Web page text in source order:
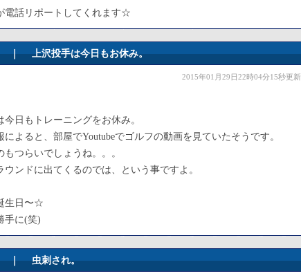
電話リポートしてくれます☆
） ｜上沢投手は今日もお休み。
2015年01月29日22時04分15秒更新
日もトレーニングをお休み。
よると、部屋でYoutubeでゴルフの動画を見ていたそうです。
つらいでしょうね。。。
ンドに出てくるのでは、という事ですよ。
生日〜☆
手に(笑)
） ｜虫刺され。